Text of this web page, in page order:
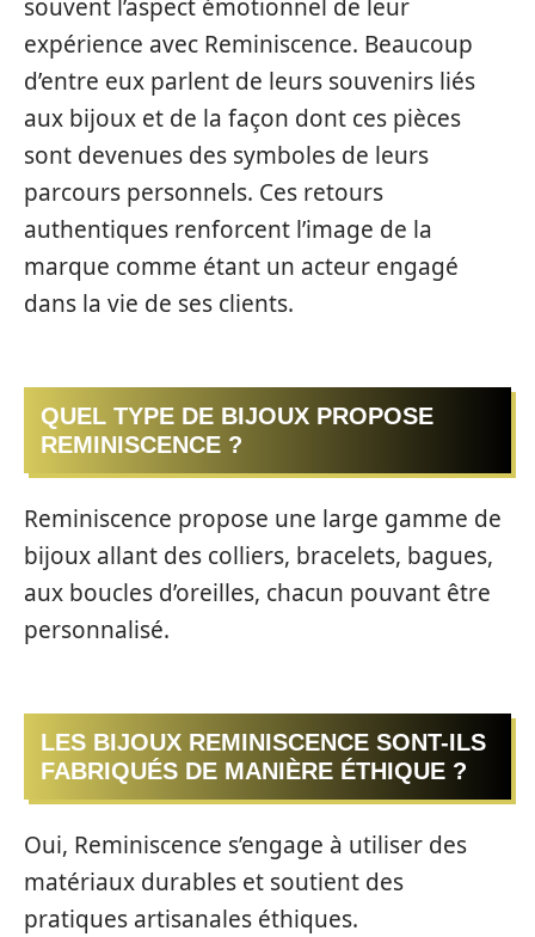
souvent l’aspect émotionnel de leur
expérience avec Reminiscence. Beaucoup
d’entre eux parlent de leurs souvenirs liés
aux bijoux et de la façon dont ces pièces
sont devenues des symboles de leurs
parcours personnels. Ces retours
authentiques renforcent l’image de la
marque comme étant un acteur engagé
dans la vie de ses clients.
QUEL TYPE DE BIJOUX PROPOSE
REMINISCENCE ?
Reminiscence propose une large gamme de
bijoux allant des colliers, bracelets, bagues,
aux boucles d’oreilles, chacun pouvant être
personnalisé.
LES BIJOUX REMINISCENCE SONT-ILS
FABRIQUÉS DE MANIÈRE ÉTHIQUE ?
Oui, Reminiscence s’engage à utiliser des
matériaux durables et soutient des
pratiques artisanales éthiques.